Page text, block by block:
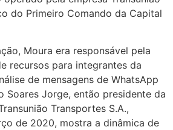
do Primeiro Comando da Capital
Moura era responsável pela
recursos para integrantes da
de mensagens de WhatsApp
Soares Jorge, então presidente da
Transportes S.A.,
de 2020, mostra a dinâmica de